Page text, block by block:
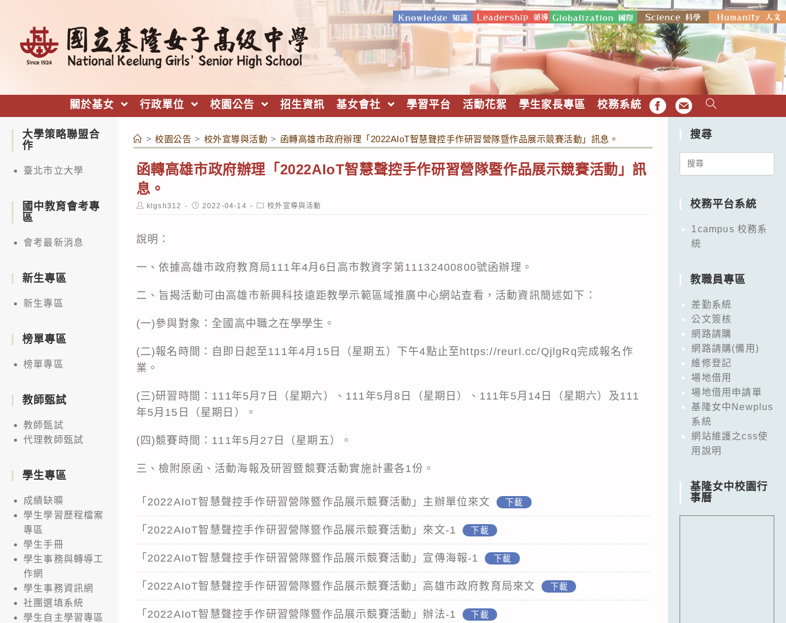
關於基女 行政單位 校園公告 招生資訊 基女會社 學習平台 活動花絮 學生家長專區 校務系統 FB EMAIL
> 校園公告 > 校外宣導與活動 > 函轉高雄市政府辦理「2022AIoT智慧聲控手作研習營隊暨作品展示競賽活動」訊息。
函轉高雄市政府辦理「2022AIoT智慧聲控手作研習營隊暨作品展示競賽活動」訊
息。
Post
author:
klgsh312
Post
published:
2022-04-14
Post
category:
校外宣導與活動
說明：
一、依據高雄市政府教育局111年4月6日高市教資字第11132400800號函辦理。
二、旨揭活動可由高雄市新興科技遠距教學示範區域推廣中心網站查看，活動資訊簡述如下：
(一)參與對象：全國高中職之在學學生。
(二)報名時間：自即日起至111年4月15日（星期五）下午4點止至https://reurl.cc/QjlgRq完成報名作
業。
(三)研習時間：111年5月7日（星期六）、111年5月8日（星期日）、111年5月14日（星期六）及111
年5月15日（星期日）。
(四)競賽時間：111年5月27日（星期五）。
三、檢附原函、活動海報及研習暨競賽活動實施計畫各1份。
「2022AIoT智慧聲控手作研習營隊暨作品展示競賽活動」主辦單位來文 下載
「2022AIoT智慧聲控手作研習營隊暨作品展示競賽活動」來文-1 下載
「2022AIoT智慧聲控手作研習營隊暨作品展示競賽活動」宣傳海報-1 下載
「2022AIoT智慧聲控手作研習營隊暨作品展示競賽活動」高雄市政府教育局來文 下載
「2022AIoT智慧聲控手作研習營隊暨作品展示競賽活動」辦法-1 下載
大學策略聯盟合
作
臺北市立大學
國中教育會考專
區
會考最新消息
新生專區
新生專區
榜單專區
榜單專區
教師甄試
教師甄試
代理教師甄試
學生專區
成績缺曠
學生學習歷程檔案
專區
學生手冊
學生事務與轉導工
作網
學生事務資訊網
社團選填系統
學生自主學習專區
搜尋
Search
校務平台系統
1campus 校務系
統
教職員專區
差勤系統
公文簽核
網路請購
網路請購(備用)
維修登記
場地借用
場地借用申請單
基隆女中Newplus
系統
網站維護之css使
用說明
基隆女中校園行
事曆